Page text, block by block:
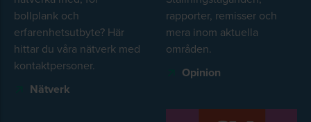
bollplank och
erfarenhetsutbyte? Här
hittar du våra nätverk med
kontaktpersoner.
Nätverk
rapporter, remisser och
mera inom aktuella
områden.
Opinion